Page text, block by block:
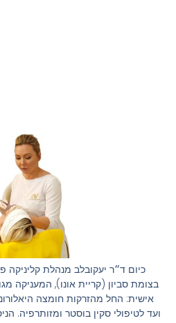
כיום ד״ר יעקובלב מנהלת קליניקה
בצומת סביון (קריית אונו), המעניקה
אישית: החל מהזרקות חומצה
ועד לטיפולי סקין בוסטר ומזותרפיה.